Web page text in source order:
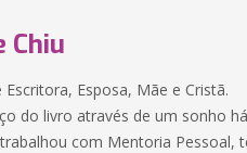
Chiu
Escritora, Esposa, Mãe e Cristã.
do livro através de um sonho
com Mentoria Pessoal,